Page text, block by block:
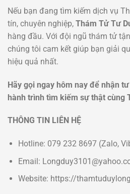
Nếu bạn đang tìm kiếm dịch vụ
tín, chuyên nghiệp, Thám Tử Tư
hàng đầu. Với đội ngũ thám tử
chúng tôi cam kết giúp bạn giải
hiệu quả nhất.
Hãy gọi ngay hôm nay để nhận
hành trình tìm kiếm sự thật cùng
THÔNG TIN LIÊN HỆ
Hotline: 079 232 8697 (Zalo,
Email:
Website: https://